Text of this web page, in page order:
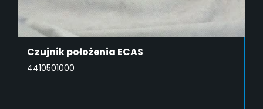
Czujnik położenia ECAS
4410501000